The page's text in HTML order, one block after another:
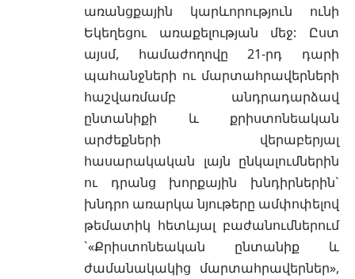
առանցքային կարևորություն ունի
Եկեղեցու առաքելության մեջ: Ըստ
այսմ, համաժողովը 21-րդ դարի
պահանջների ու մարտահրավերների
հաշվառմամբ անդրադարձավ
ընտանիքի և քրիստոնեական
արժեքների վերաբերյալ
հասարակական լայն ընկալումներին
ու դրանց խորքային խնդիրներին`
խնդրո առարկա նյութերը ամփոփելով
թեմատիկ հետևյալ բաժանումներում
`«Քրիստոնեական ընտանիք և
ժամանակակից մարտահրավերներ»,